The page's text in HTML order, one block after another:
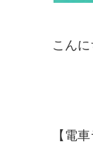
こんに
【電